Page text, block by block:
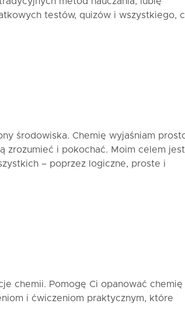
testów, quizów i wszystkiego,
pokochają. Uczniowie otrzymują
środowiska. Chemię wyjaśniam
zrozumieć i pokochać. Moim celem jest
– poprzez logiczne, proste i
zadań
lekcji, a także do egzaminu
według potrzeb ucznia
i sposobu uczenia się każdego ucznia
chemii. Pomogę Ci opanować chemię
i ćwiczeniom praktycznym, które